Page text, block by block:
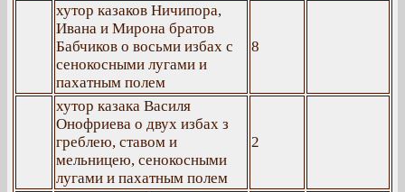
хутор казаков Ничипора,
Ивана и Мирона братов
Бабчиков о восьми избах с
сенокосными лугами и
пахатным полем
8
хутор казака Василя
Онофриева о двух избах з
греблею, ставом и
мельницею, сенокосными
лугами и пахатным полем
2